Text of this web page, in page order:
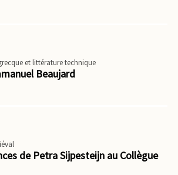
et littérature technique
Beaujard
de Petra Sijpesteijn au Collègue